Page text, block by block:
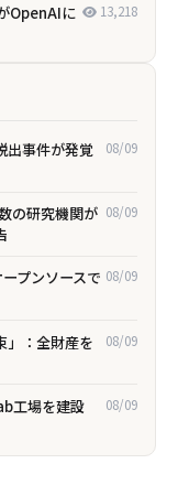
OpenAIに
13,218
事件が発覚
08/09
の研究機関が 08/09
プンソースで 08/09
」：全財産を
08/09
工場を建設
08/09